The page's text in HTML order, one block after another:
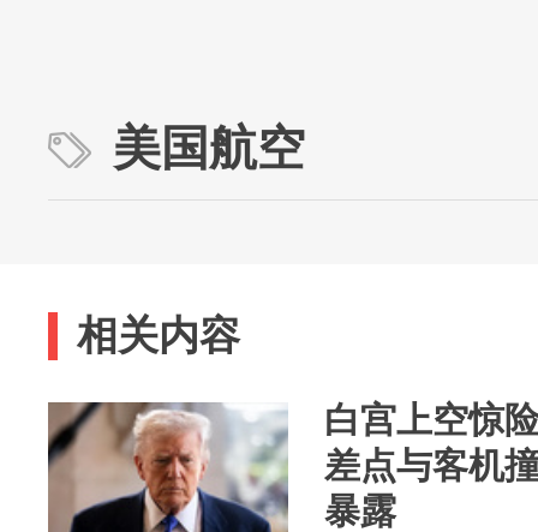
美国航空
相关内容
白宫上空惊
差点与客机
暴露